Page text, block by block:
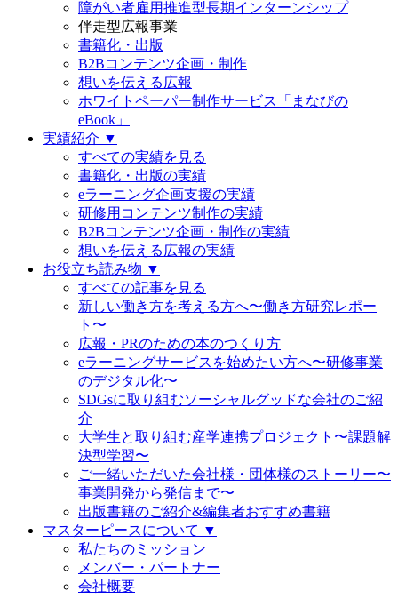
障がい者雇用推進型長期インターンシップ
伴走型広報事業
書籍化・出版
B2Bコンテンツ企画・制作
想いを伝える広報
ホワイトペーパー制作サービス「まなびの
eBook」
実績紹介 ▼
すべての実績を見る
書籍化・出版の実績
eラーニング企画支援の実績
研修用コンテンツ制作の実績
B2Bコンテンツ企画・制作の実績
想いを伝える広報の実績
お役立ち読み物 ▼
すべての記事を見る
新しい働き方を考える方へ〜働き方研究レポー
ト〜
広報・PRのための本のつくり方
eラーニングサービスを始めたい方へ〜研修事業
のデジタル化〜
SDGsに取り組むソーシャルグッドな会社のご紹
介
大学生と取り組む産学連携プロジェクト〜課題解
決型学習〜
ご一緒いただいた会社様・団体様のストーリー〜
事業開発から発信まで〜
出版書籍のご紹介&編集者おすすめ書籍
マスターピースについて ▼
私たちのミッション
メンバー・パートナー
会社概要